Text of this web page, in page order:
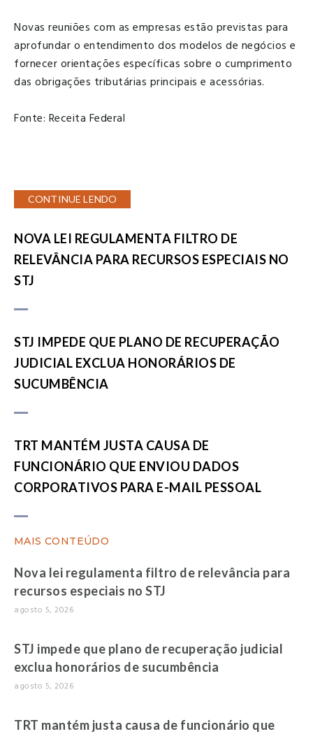
Novas reuniões com as empresas estão previstas para
aprofundar o entendimento dos modelos de negócios e
fornecer orientações específicas sobre o cumprimento
das obrigações tributárias principais e acessórias.
Fonte: Receita Federal
CONTINUE LENDO
NOVA LEI REGULAMENTA FILTRO DE
RELEVÂNCIA PARA RECURSOS ESPECIAIS NO
STJ
STJ IMPEDE QUE PLANO DE RECUPERAÇÃO
JUDICIAL EXCLUA HONORÁRIOS DE
SUCUMBÊNCIA
TRT MANTÉM JUSTA CAUSA DE
FUNCIONÁRIO QUE ENVIOU DADOS
CORPORATIVOS PARA E-MAIL PESSOAL
MAIS CONTEÚDO
Nova lei regulamenta filtro de relevância para
recursos especiais no STJ
agosto 5, 2026
STJ impede que plano de recuperação judicial
exclua honorários de sucumbência
agosto 5, 2026
TRT mantém justa causa de funcionário que